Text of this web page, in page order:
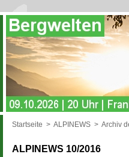
Startseite > ALPINEWS > Archiv
ALPINEWS 10/2016